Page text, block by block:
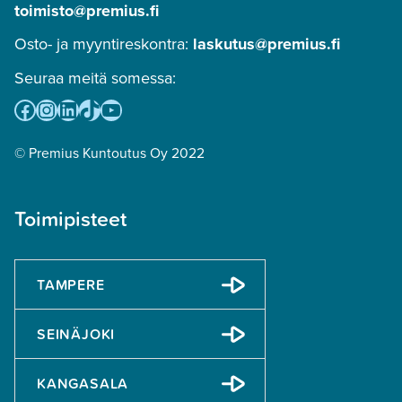
toimisto@premius.fi
Osto- ja myyntireskontra: laskutus@premius.fi
Seuraa meitä somessa:
Facebook
Instagram
LinkedIn
TikTok
YouTube
© Premius Kuntoutus Oy 2022
Toimipisteet
TAMPERE
SEINÄJOKI
KANGASALA